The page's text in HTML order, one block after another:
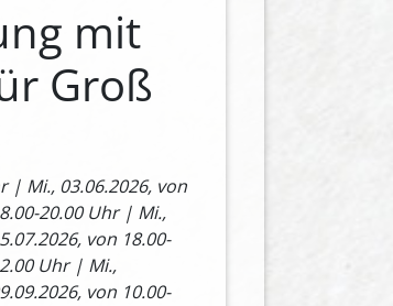
mit
Groß
| Mi., 03.06.2026, von
20.00 Uhr | Mi.,
von 18.00-
Uhr | Mi.,
von 10.00-